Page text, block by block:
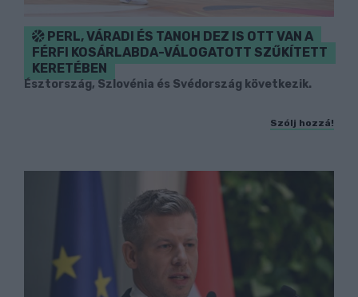
PERL, VÁRADI ÉS TANOH DEZ IS OTT VAN A
FÉRFI KOSÁRLABDA-VÁLOGATOTT SZŰKÍTETT
KERETÉBEN
Észtország, Szlovénia és Svédország következik.
Szólj hozzá!